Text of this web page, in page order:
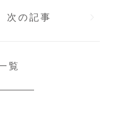
次の記事
覧